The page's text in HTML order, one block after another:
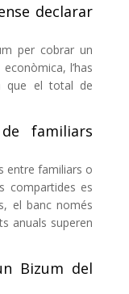
declarar
per cobrar un
l’has
que el total de
familiars
entre familiars o
compartides es
el banc només
anuals superen
Bizum del